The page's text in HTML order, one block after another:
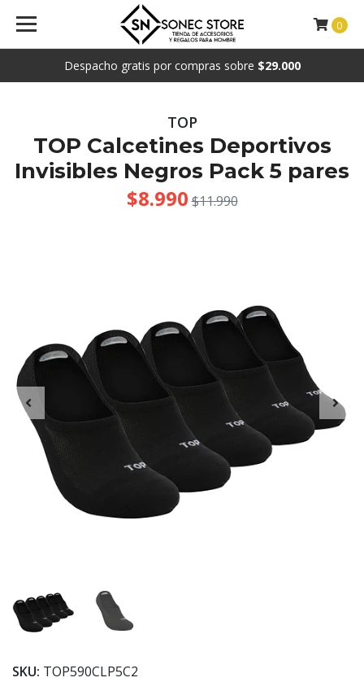
Despacho gratis por compras sobre $29.000
0
TOP
TOP Calcetines Deportivos
Invisibles Negros Pack 5 pares
$8.990 $11.990
SKU: TOP590CLP5C2